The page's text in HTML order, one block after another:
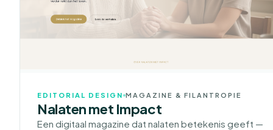
EDITORIAL DESIGN MAGAZINE & FILANTROPIE
Nalaten met Impact
Een digitaal magazine dat nalaten betekenis geeft —